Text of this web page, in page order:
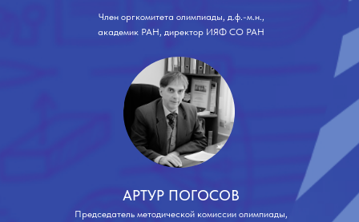
Председатель методической комиссии олимпиады,
АРТУР ПОГОСОВ
Член оргкомитета олимпиады, д.ф.-м.н.,
академик РАН, директор ИЯФ СО РАН